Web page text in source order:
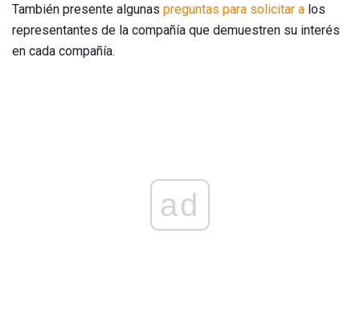
También presente algunas preguntas para solicitar a los
representantes de la compañía que demuestren su interés
en cada compañía.
ad